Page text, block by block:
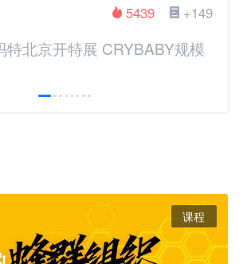
+149
5439
特北京开特展 CRYBABY规模
课程